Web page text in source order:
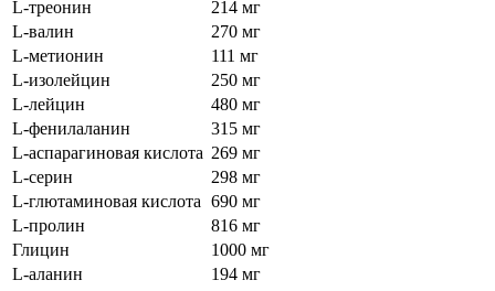
L-треонин
214 мг
L-валин
270 мг
L-метионин
111 мг
L-изолейцин
250 мг
L-лейцин
480 мг
L-фенилаланин
315 мг
L-аспарагиновая кислота 269 мг
L-серин
298 мг
L-глютаминовая кислота 690 мг
L-пролин
816 мг
Глицин
1000 мг
L-аланин
194 мг